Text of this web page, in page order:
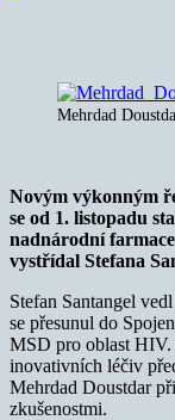
Mehrdad
Novým výkonným
se od 1. listopadu
nadnárodní
vystřídal Stefana
Stefan Santangel
se přesunul do
MSD pro oblast HIV.
inovativních léčiv
Mehrdad Doustdar
zkušenostmi.